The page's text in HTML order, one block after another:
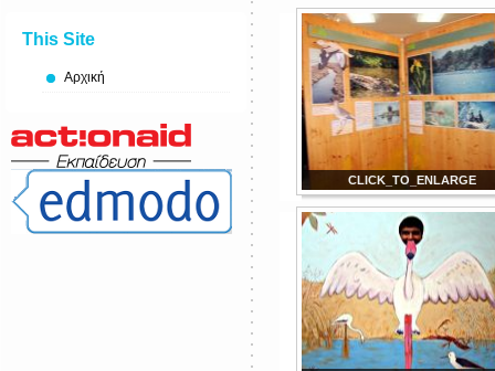
This Site
Αρχική
CLICK_TO_ENLARGE